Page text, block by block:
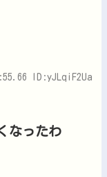
ID:yJLqiF2Ua
なったわ